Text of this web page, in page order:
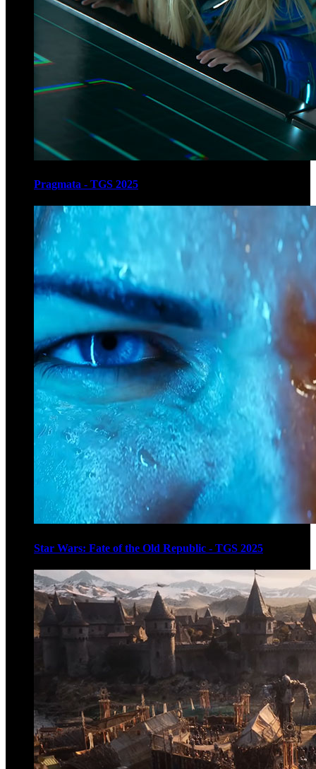
Pragmata - TGS 2025
Star Wars: Fate of the Old Republic - TGS 2025